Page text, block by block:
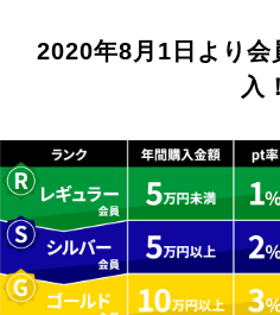
2020年8月1日より会
入！